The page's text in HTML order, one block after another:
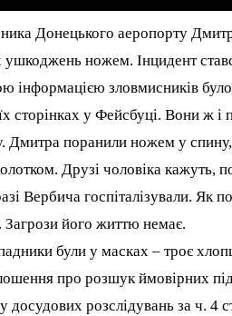
Донецького аеропорту
ножем. Інцидент
інформацією зловмисників
сторінках у Фейсбуці. Вони ж і
поранили ножем у спину,
Друзі чоловіка кажуть,
Вербича госпіталізували. Як
Загрози його життю немає.
були у масках – троє
про розшук ймовірних
розслідувань за ч. 4